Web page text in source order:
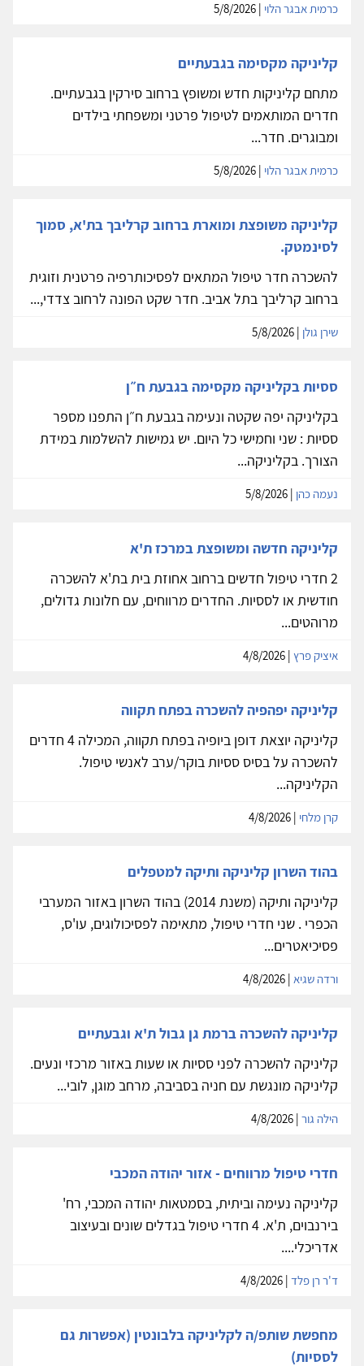
כרמית אבגר הלוי
קליניקה מקסימה בגבעתיים
מתחם קליניקות חדש ומשופץ ברחוב סירקין בגבעתיים.
חדרים המותאמים לטיפול פרטני ומשפחתי בילדים
ומבוגרים. חדר...
כרמית אבגר הלוי
קליניקה משופצת ומוארת ברחוב קרליבך בת'א, סמוך
לסינמטק.
להשכרה חדר טיפול המתאים לפסיכותרפיה פרטנית וזוגית
ברחוב קרליבך בתל אביב. חדר שקט הפונה לרחוב צדדי,...
שירן גולן
ססיות בקליניקה מקסימה בגבעת ח״ן
בקליניקה יפה שקטה ונעימה בגבעת ח״ן התפנו מספר
ססיות : שני וחמישי כל היום. יש גמישות להשלמות במידת
הצורך. בקליניקה...
נעמה כהן
קליניקה חדשה ומשופצת במרכז ת'א
2 חדרי טיפול חדשים ברחוב אחוזת בית בת'א להשכרה
חודשית או לססיות. החדרים מרווחים, עם חלונות גדולים,
מרוהטים...
איציק פרץ
קליניקה יפהפיה להשכרה בפתח תקווה
קליניקה יוצאת דופן ביופיה בפתח תקווה, המכילה 4 חדרים
להשכרה על בסיס ססיות בוקר/ערב לאנשי טיפול.
הקליניקה...
קרן מלחי
בהוד השרון קליניקה ותיקה למטפלים
קליניקה ותיקה (משנת 2014) בהוד השרון באזור המערבי
הכפרי . שני חדרי טיפול, מתאימה לפסיכולוגים, עו'ס,
פסיכיאטרים...
ורדה שגיא
קליניקה להשכרה ברמת גן גבול ת'א וגבעתיים
קליניקה להשכרה לפני ססיות או שעות באזור מרכזי ונעים.
קליניקה מונגשת עם חניה בסביבה, מרחב מוגן, לובי...
הילה גור
חדרי טיפול מרווחים - אזור יהודה המכבי
קליניקה נעימה וביתית, בסמטאות יהודה המכבי, רח'
בירנבוים, ת'א. 4 חדרי טיפול בגדלים שונים ובעיצוב
אדריכלי....
ד'ר רן פלד
מחפשת שותפ/ה לקליניקה בלבונטין (אפשרות גם
לססיות)